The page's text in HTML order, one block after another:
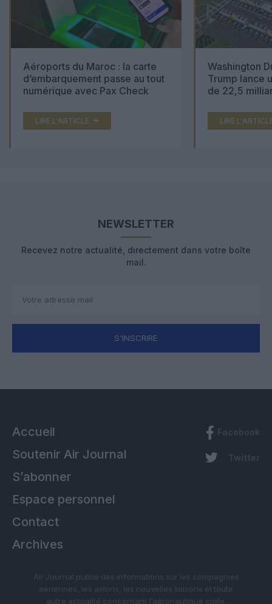
Aéroports du Maroc : la carte
d’embarquement passe au tout
numérique avec Pax Check
LIRE L'ARTICLE
Washington
Trump lance
de 22,5
LIRE
NEWSLETTER
Recevez notre actualité, directement dans votre boîte
mail.
S'INSCRIRE
Accueil
Soutenir Air Journal
S’abonner
Espace personnel
Contact
Archives